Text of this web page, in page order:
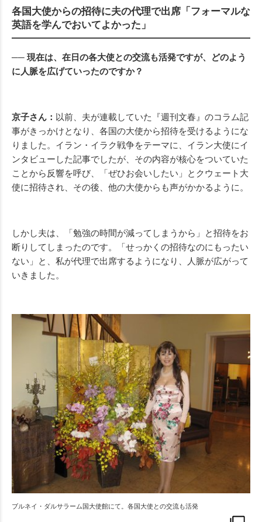
各国大使からの招待に夫の代理で出席「フォーマルな
英語を学んでおいてよかった」
── 現在は、在日の各大使との交流も活発ですが、どのよう
に人脈を広げていったのですか？
京子さん： 以前、夫が連載していた『週刊文春』のコラム記
事がきっかけとなり、各国の大使から招待を受けるようにな
りました。イラン・イラク戦争をテーマに、イラン大使にイ
ンタビューした記事でしたが、その内容が核心をついていた
ことから反響を呼び、「ぜひお会いしたい」とクウェート大
使に招待され、その後、他の大使からも声がかかるように。
しかし夫は、「勉強の時間が減ってしまうから」と招待をお
断りしてしまったのです。「せっかくの招待なのにもったい
ない」と、私が代理で出席するようになり、人脈が広がって
いきました。
ブルネイ・ダルサラーム国大使館にて。各国大使との交流も活発